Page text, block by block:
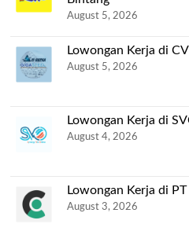
August 5, 2026
Lowongan Kerja di
August 5, 2026
Lowongan Kerja di
August 4, 2026
Lowongan Kerja di
August 3, 2026